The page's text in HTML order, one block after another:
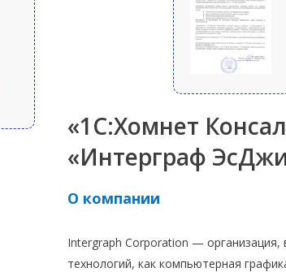
«1С:Хомнет
«Интерграф
О компании
Intergraph Corporation — организация,
технологий, как компьютерная